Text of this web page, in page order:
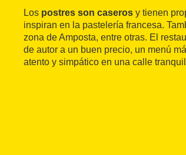
Los postres son caseros y tienen
inspiran en la pastelería francesa.
zona de Amposta, entre otras. El
de autor a un buen precio, un menú
atento y simpático en una calle